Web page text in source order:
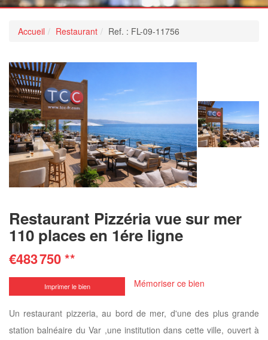
Accueil Restaurant Ref. : FL-09-11756
Restaurant Pizzéria vue sur mer
110 places en 1ére ligne
€483 750**
Imprimer le bien Mémoriser ce bien
Un restaurant pizzeria, au bord de mer, d'une des plus grande
station balnéaire du Var ,une institution dans cette ville, ouvert à